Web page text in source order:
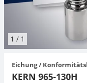
1 / 1
Eichung /
KERN 965-130H
Kranwaagen
Tischwaagen
Zubehör
Zug- und Druck-
Zugvorrichtungen
Externe
Mikroskopkameras
Universelle
Farbmessung
Zubehör